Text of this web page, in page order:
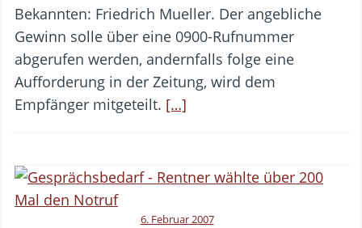
Bekannten: Friedrich Mueller. Der angebliche
Gewinn solle über eine 0900-Rufnummer
abgerufen werden, andernfalls folge eine
Aufforderung in der Zeitung, wird dem
Empfänger mitgeteilt. […]
6. Februar 2007